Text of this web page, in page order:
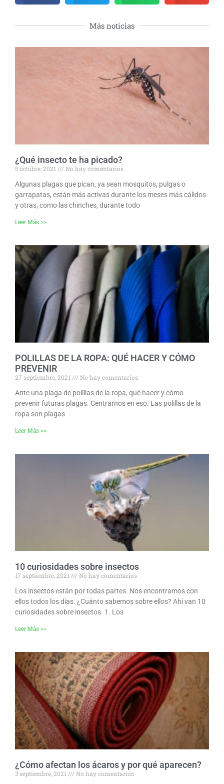
Más noticias
¿Qué insecto te ha picado?
5 octubre, 2021
No hay comentarios
Algunas plagas que pican, ya sean mosquitos, pulgas o
garrapatas, están más activas durante los meses más cálidos
y otras, como las chinches, durante todo
Leer Más >>
POLILLAS DE LA ROPA: QUÉ HACER Y CÓMO
PREVENIR
27 septiembre, 2021
No hay comentarios
Ante una plaga de polillas de la ropa, qué hacer y cómo
prevenir futuras plagas. Centrarnos en eso. Las polillas de la
ropa son plagas
Leer Más >>
10 curiosidades sobre insectos
17 septiembre, 2021
No hay comentarios
Los insectos están por todas partes. Nos encontramos con
ellos todos los días. ¿Cuánto sabemos sobre ellos? Ahí van 10
curiosidades sobre insectos. 1. Los
Leer Más >>
¿Cómo afectan los ácaros y por qué aparecen?
3 septiembre, 2021
No hay comentarios